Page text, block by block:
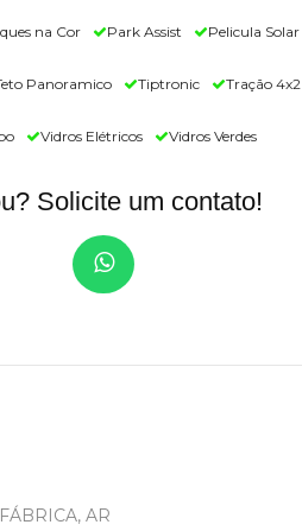
na Cor Park Assist Pelicula Solar
Panoramico Tiptronic Tração 4x2
Vidros Elétricos Vidros Verdes
Solicite um contato!
AR